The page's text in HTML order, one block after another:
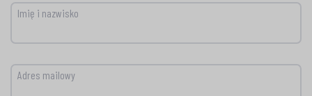
Imię i nazwisko
Adres mailowy